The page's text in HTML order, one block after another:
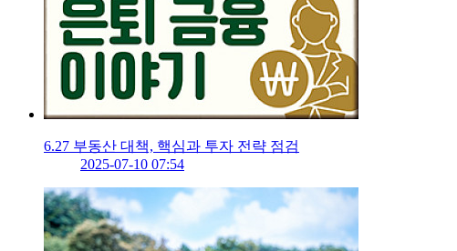
6.27 부동산 대책, 핵심과 투자 전략 점검
2025-07-10 07:54